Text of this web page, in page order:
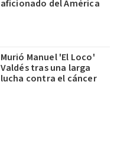
aficionado del América
Murió Manuel 'El Loco'
Valdés tras una larga
lucha contra el cáncer